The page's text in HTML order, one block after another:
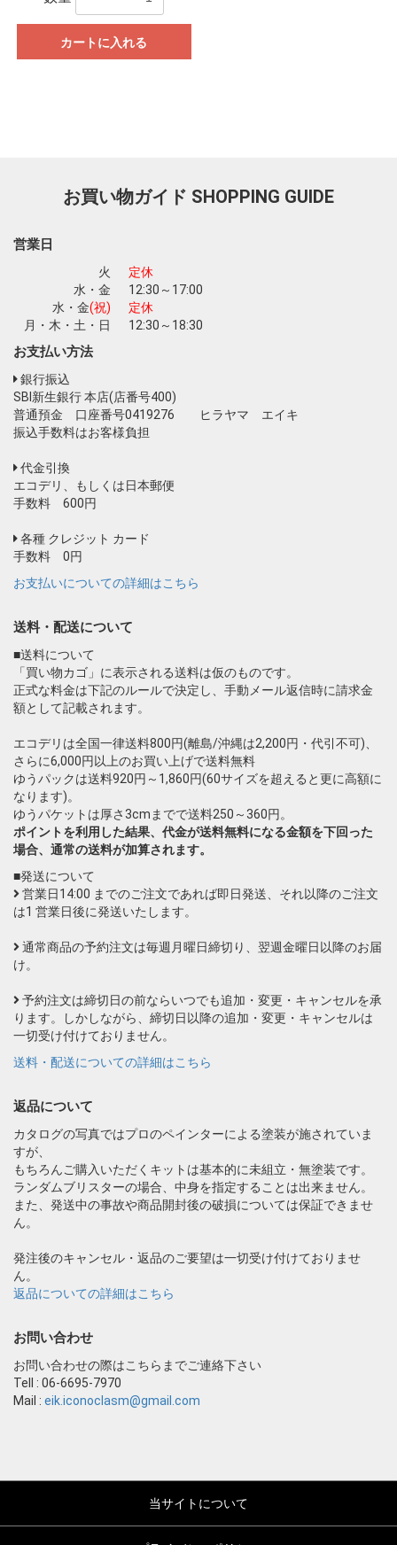
カートに入れる
お買い物ガイド SHOPPING GUIDE
営業日
火
定休
水・金
12:30～17:00
水・金(祝)
定休
月・木・土・日
12:30～18:30
お支払い方法
銀行振込
SBI新生銀行 本店(店番号400)
普通預金 口座番号0419276 ヒラヤマ エイキ
振込手数料はお客様負担
代金引換
エコデリ、もしくは日本郵便
手数料 600円
各種 クレジット カード
手数料 0円
お支払いについての詳細はこちら
送料・配送について
■送料について
「買い物カゴ」に表示される送料は仮のものです。
正式な料金は下記のルールで決定し、手動メール返信時に請求金
額として記載されます。
エコデリは全国一律送料800円(離島/沖縄は2,200円・代引不可)、
さらに6,000円以上のお買い上げで送料無料
ゆうパックは送料920円～1,860円(60サイズを超えると更に高額に
なります)。
ゆうパケットは厚さ3cmまでで送料250～360円。
ポイントを利用した結果、代金が送料無料になる金額を下回った
場合、通常の送料が加算されます。
■発送について
営業日14:00 までのご注文であれば即日発送、それ以降のご注文
は1 営業日後に発送いたします。
通常商品の予約注文は毎週月曜日締切り、翌週金曜日以降のお届
け。
予約注文は締切日の前ならいつでも追加・変更・キャンセルを承
ります。しかしながら、締切日以降の追加・変更・キャンセルは
一切受け付けておりません。
送料・配送についての詳細はこちら
返品について
カタログの写真ではプロのペインターによる塗装が施されていま
すが、
もちろんご購入いただくキットは基本的に未組立・無塗装です。
ランダムブリスターの場合、中身を指定することは出来ません。
また、発送中の事故や商品開封後の破損については保証できませ
ん。
発注後のキャンセル・返品のご要望は一切受け付けておりませ
ん。
返品についての詳細はこちら
お問い合わせ
お問い合わせの際はこちらまでご連絡下さい
Tell : 06-6695-7970
Mail : eik.iconoclasm@gmail.com
当サイトについて